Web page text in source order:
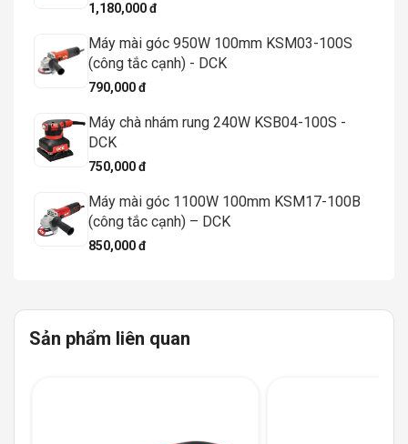
1,180,000 đ
Máy mài góc 950W 100mm KSM03-100S
(công tắc cạnh) - DCK
790,000 đ
Máy chà nhám rung 240W KSB04-100S -
DCK
750,000 đ
Máy mài góc 1100W 100mm KSM17-100B
(công tắc cạnh) – DCK
850,000 đ
Sản phẩm liên quan